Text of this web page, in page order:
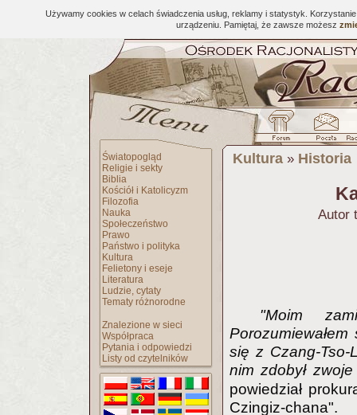
Używamy cookies w celach świadczenia usług, reklamy i statystyk.
urządzeniu. Pamiętaj, że zawsze możesz
Światopogląd
Religie i sekty
Biblia
Kościół i Katolicyzm
Filozofia
Nauka
Społeczeństwo
Prawo
Państwo i polityka
Kultura
Felietony i eseje
Literatura
Ludzie, cytaty
Tematy różnorodne
Znalezione w sieci
Współpraca
Pytania i odpowiedzi
Listy od czytelników
Kultura » Historia
Autor
"Moim
się z Czang-Tso-
nim zdobył
powiedział
Czingiz-chana".